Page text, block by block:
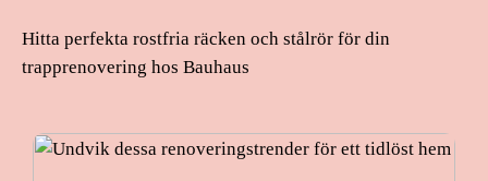
Hitta perfekta rostfria räcken och stålrör för din
trapprenovering hos Bauhaus